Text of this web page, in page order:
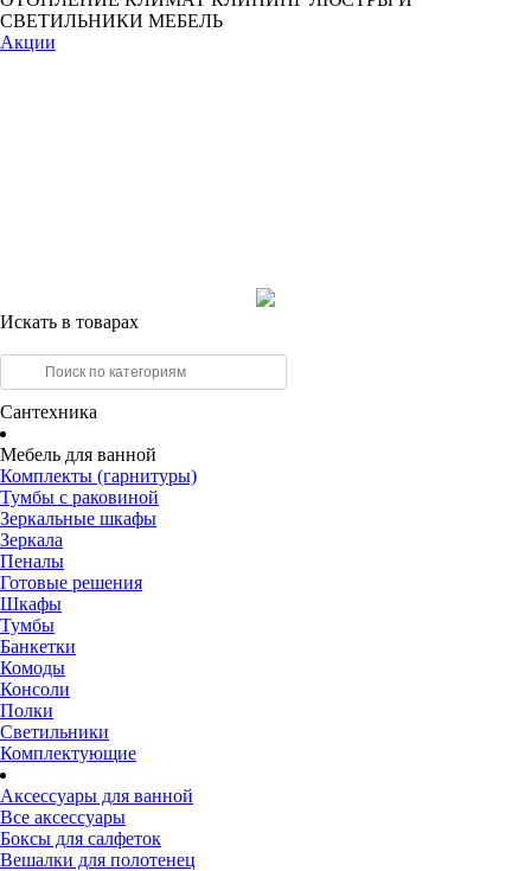
СВЕТИЛЬНИКИ МЕБЕЛЬ
Акции
Искать в товарах
Сантехника
Мебель для ванной
Комплекты (гарнитуры)
Тумбы с раковиной
Зеркальные шкафы
Зеркала
Пеналы
Готовые решения
Шкафы
Тумбы
Банкетки
Комоды
Консоли
Полки
Светильники
Комплектующие
Аксессуары для ванной
Все аксессуары
Боксы для салфеток
Вешалки для полотенец